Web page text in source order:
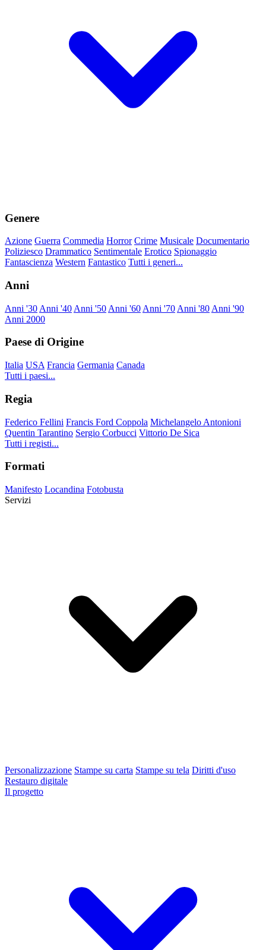
Genere
Azione Guerra Commedia Horror Crime Musicale Documentario
Poliziesco Drammatico Sentimentale Erotico Spionaggio
Fantascienza Western Fantastico Tutti i generi...
Anni
Anni '30 Anni '40 Anni '50 Anni '60 Anni '70 Anni '80 Anni '90
Anni 2000
Paese di Origine
Italia USA Francia Germania Canada
Tutti i paesi...
Regia
Federico Fellini Francis Ford Coppola Michelangelo Antonioni
Quentin Tarantino Sergio Corbucci Vittorio De Sica
Tutti i registi...
Formati
Manifesto Locandina Fotobusta
Servizi
Personalizzazione Stampe su carta Stampe su tela Diritti d'uso
Restauro digitale
Il progetto